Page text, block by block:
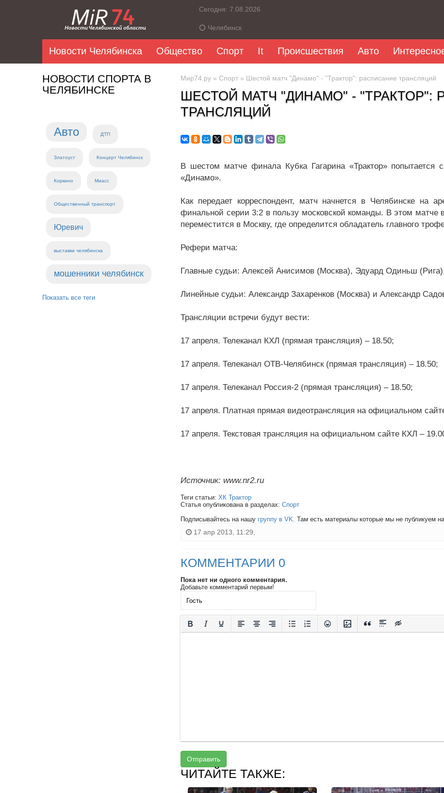
Сегодня: 7.08.2026
Челябинск
Новости Челябинска Общество Спорт It Происшествия Авто
НОВОСТИ СПОРТА В
ЧЕЛЯБИНСКЕ
Авто ДТП
Златоуст Концерт Челябинск
Коркино Миасс
Общественный транспорт
Юревич
выставки челябинска
мошенники челябинск
Показать все теги
Мир74.ру » Спорт » Шестой матч "Динамо" - "Трактор": расписание трансляций
ШЕСТОЙ МАТЧ "ДИНАМО" - "ТРАКТОР":
ТРАНСЛЯЦИЙ
В шестом матче финала Кубка Гагарина «Трактор» попытается
«Динамо».
Как передает корреспондент, матч начнется в Челябинске на
финальной серии 3:2 в пользу московской команды. В этом матче
переместится в Москву, где определится обладатель главного
Рефери матча:
Главные судьи: Алексей Анисимов (Москва), Эдуард Одиньш
Линейные судьи: Александр Захаренков (Москва) и Александр
Трансляции встречи будут вести:
17 апреля. Телеканал КХЛ (прямая трансляция) – 18.50;
17 апреля. Телеканал ОТВ-Челябинск (прямая трансляция) – 18.50;
17 апреля. Телеканал Россия-2 (прямая трансляция) – 18.50;
17 апреля. Платная прямая видеотрансляция на официальном
17 апреля. Текстовая трансляция на официальном сайте КХЛ –
Источник: www.nr2.ru
Теги статьи: ХК Трактор
Статья опубликована в разделах: Спорт
Подписывайтесь на нашу группу в VK. Там есть материалы которые мы не публикуем
17 апр 2013, 11:29,
КОММЕНТАРИИ 0
Пока нет ни одного комментария.
Добавьте комментарий первым!
Отправить
ЧИТАЙТЕ ТАКЖЕ: